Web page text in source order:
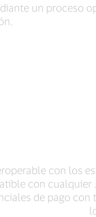
un proceso
con los
con cualquier
de pago con